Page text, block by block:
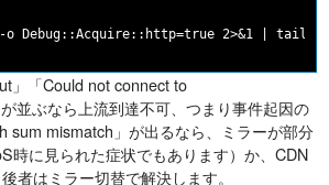
」「Could not connect to
並ぶなら上流到達不可、つまり事件起因の
sum mismatch」が出るなら、ミラーが部分
時に見られた症状でもあります）か、CDN
者はミラー切替で解決します。